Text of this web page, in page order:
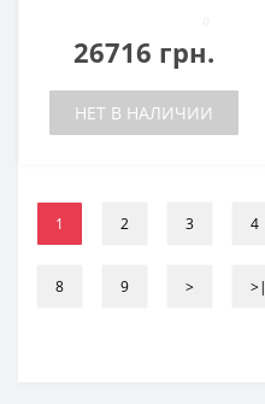
26716 грн.
НЕТ В НАЛИЧИИ
1 2 3 4
8 9 > >|